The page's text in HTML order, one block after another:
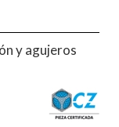
y agujeros